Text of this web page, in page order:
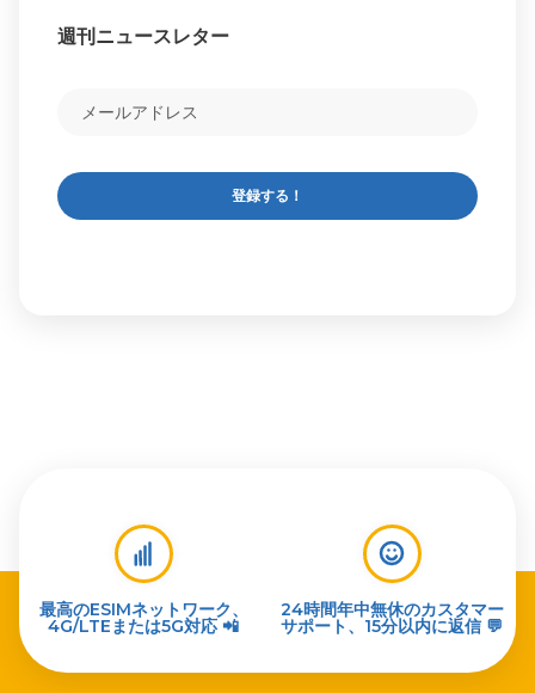
週刊ニュースレター
登録する！
最高のESIMネットワーク、
4G/LTEまたは5G対応 📲
24時間年中無休のカスタマー
サポート、15分以内に返信 💬